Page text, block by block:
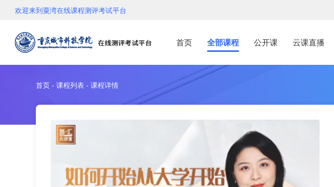
欢迎来到粟湾在线课程测评考试平台
首页 全部课程 公开课 云课直播
首页 - 课程列表 - 课程详情